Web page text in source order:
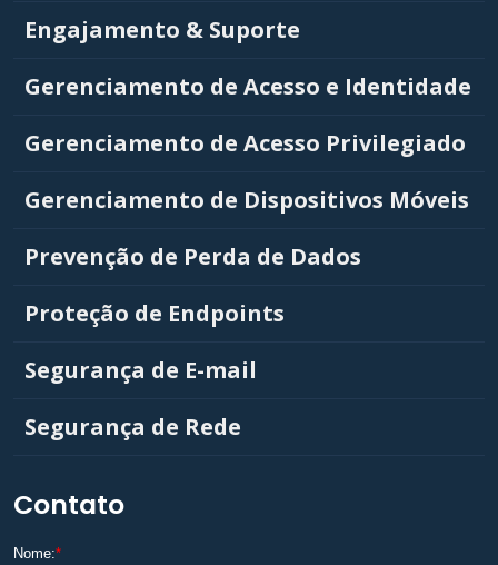
Engajamento & Suporte
Gerenciamento de Acesso e Identidade
Gerenciamento de Acesso Privilegiado
Gerenciamento de Dispositivos Móveis
Prevenção de Perda de Dados
Proteção de Endpoints
Segurança de E-mail
Segurança de Rede
Contato